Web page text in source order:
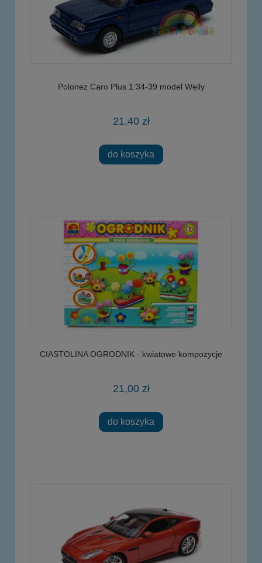
Polonez Caro Plus 1:34-39 model Welly
21,40 zł
do koszyka
CIASTOLINA OGRODNIK - kwiatowe kompozycje
21,00 zł
do koszyka